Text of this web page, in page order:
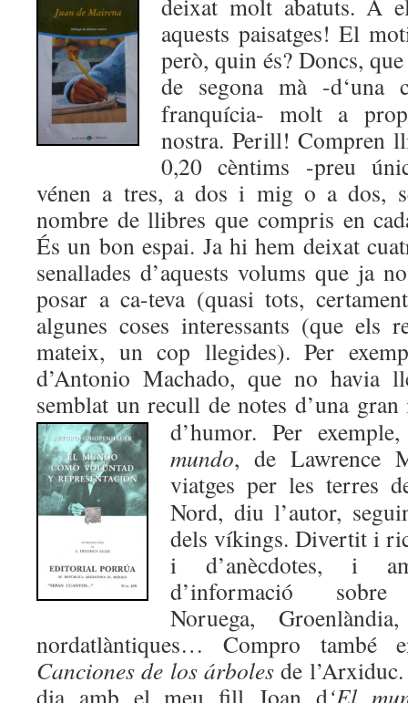
deixat molt abatuts. A
aquests paisatges! El
però, quin és? Doncs,
de segona mà -d‘una
franquícia- molt a
nostra. Perill! Compren
0,20 cèntims -preu
vénen a tres, a dos i mig o a dos,
nombre de llibres que compris en
És un bon espai. Ja hi hem deixat
senallades d’aquests volums que ja
posar a ca-teva (quasi tots,
algunes coses interessants (que els
mateix, un cop llegides). Per
d’Antonio Machado, que no havia
semblat un recull de notes d’una
d’humor. Per
mundo, de Lawrence
viatges per les terres
Nord, diu l’autor,
dels víkings. Divertit i
i d’anècdotes, i
d’informació
Noruega,
nordatlàntiques… Compro
Canciones de los árboles de
dia amb el meu fill Joan d‘El